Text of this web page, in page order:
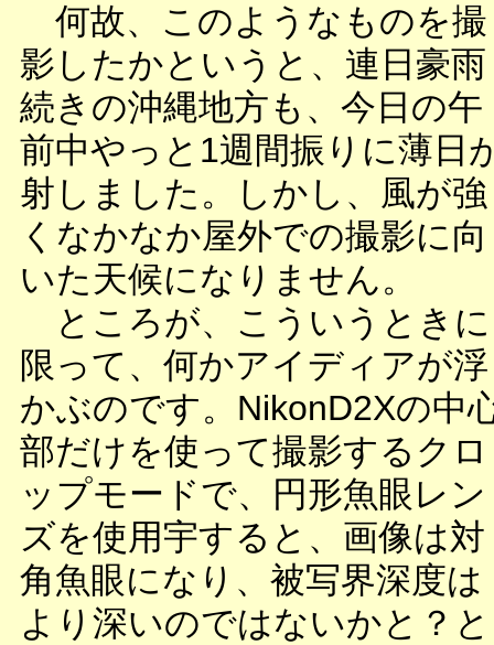
何故、このようなものを撮
影したかというと、連日豪雨
続きの沖縄地方も、今日の午
前中やっと1週間振りに薄日
射しました。しかし、風が強
くなかなか屋外での撮影に向
いた天候になりません。
ところが、こういうときに
限って、何かアイディアが浮
かぶのです。NikonD2Xの中
部だけを使って撮影するクロ
ップモードで、円形魚眼レン
ズを使用宇すると、画像は対
角魚眼になり、被写界深度は
より深いのではないかと？と